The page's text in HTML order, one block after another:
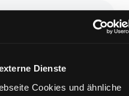
Dienste
Cookies und ähnliche